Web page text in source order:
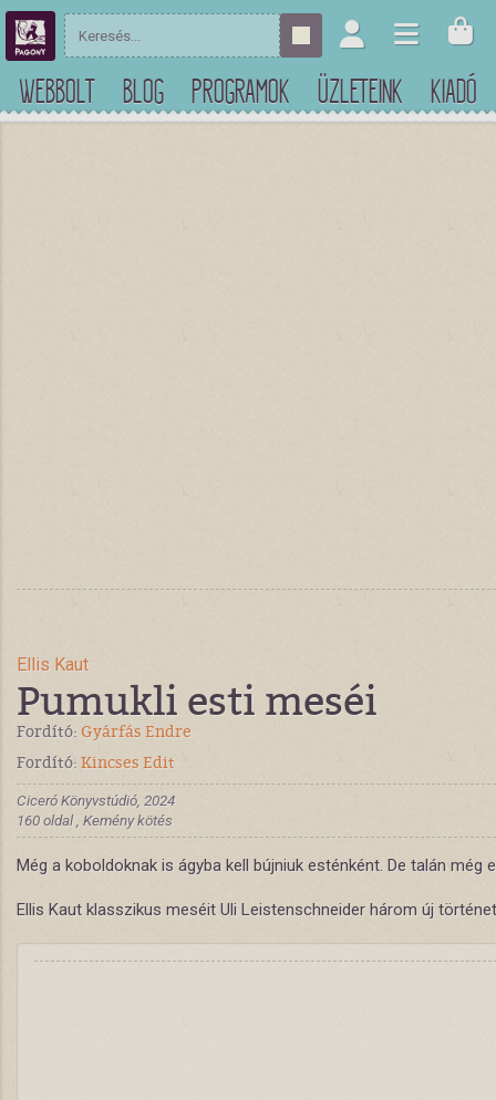
WEBBOLT BLOG PROGRAMOK ÜZLETEINK KIADÓ
Ellis Kaut
Pumukli esti meséi
Fordító: Gyárfás Endre
Fordító: Kincses Edit
Ciceró Könyvstúdió, 2024
160 oldal , Kemény kötés
Még a koboldoknak is ágyba kell bújniuk esténként. De talán
Ellis Kaut klasszikus meséit Uli Leistenschneider három új